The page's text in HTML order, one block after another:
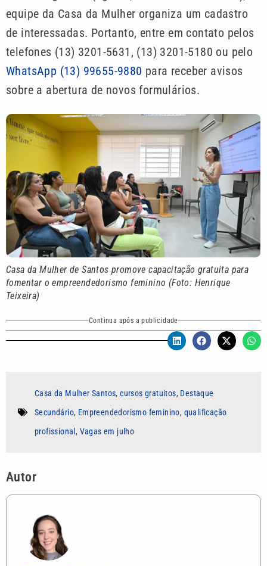
equipe da Casa da Mulher organiza um cadastro
de interessadas. Portanto, entre em contato pelos
telefones (13) 3201-5631, (13) 3201-5180 ou pelo
WhatsApp (13) 99655-9880 para receber avisos
sobre a abertura de novos formulários.
Casa da Mulher de Santos promove capacitação gratuita para
fomentar o empreendedorismo feminino (Foto: Henrique
Teixeira)
Continua após a publicidade
Casa da Mulher Santos,cursos gratuitos, Destaque
Secundário, Empreendedorismo feminino, qualificação
profissional , Vagas em julho
Autor